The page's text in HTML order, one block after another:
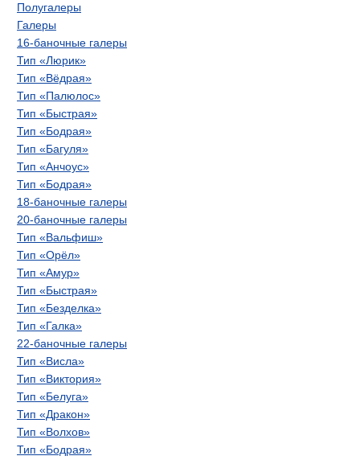
Полугалеры
Галеры
16-баночные галеры
Тип «Люрик»
Тип «Вёдрая»
Тип «Палюлос»
Тип «Быстрая»
Тип «Бодрая»
Тип «Багуля»
Тип «Анчоус»
Тип «Бодрая»
18-баночные галеры
20-баночные галеры
Тип «Вальфиш»
Тип «Орёл»
Тип «Амур»
Тип «Быстрая»
Тип «Безделка»
Тип «Галка»
22-баночные галеры
Тип «Висла»
Тип «Виктория»
Тип «Белуга»
Тип «Дракон»
Тип «Волхов»
Тип «Бодрая»